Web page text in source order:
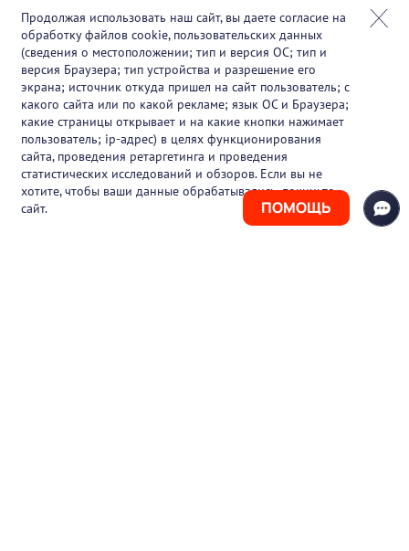
ПОМОЩЬ
Онлайн-события
Партнеры
О проекте
Вакансии
Блог
Контакты
Продолжая использовать наш сайт, вы даете согласие на
обработку файлов cookie, пользовательских данных
(сведения о местоположении; тип и версия ОС; тип и
версия Браузера; тип устройства и разрешение его
экрана; источник откуда пришел на сайт пользователь; с
какого сайта или по какой рекламе; язык ОС и Браузера;
какие страницы открывает и на какие кнопки нажимает
пользователь; ip-адрес) в целях функционирования
сайта, проведения ретаргетинга и проведения
статистических исследований и обзоров. Если вы не
хотите, чтобы ваши данные обрабатывались, покиньте
сайт.